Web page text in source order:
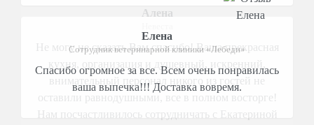
Алена
Не могу не сказать Вам спасибо! Ваша прекрасная
кухня, организация и душевный, искренний,
внимательный персонал никого из гостей не
оставили равнодушными, все в полном восторге!
Нам посчастливилось сотрудничать с Екатериной